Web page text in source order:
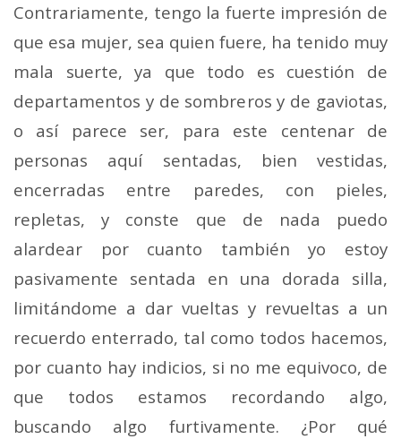
Contrariamente, tengo la fuerte impresión de
que esa mujer, sea quien fuere, ha tenido muy
mala suerte, ya que todo es cuestión de
departamentos y de sombreros y de gaviotas,
o así parece ser, para este centenar de
personas aquí sentadas, bien vestidas,
encerradas entre paredes, con pieles,
repletas, y conste que de nada puedo
alardear por cuanto también yo estoy
pasivamente sentada en una dorada silla,
limitándome a dar vueltas y revueltas a un
recuerdo enterrado, tal como todos hacemos,
por cuanto hay indicios, si no me equivoco, de
que todos estamos recordando algo,
buscando algo furtivamente. ¿Por qué